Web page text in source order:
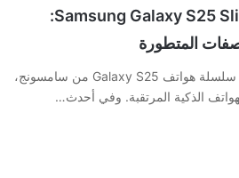
كشف تفاصيل هاتف Samsung Galaxy S25 Slim:
المتطورة
مع اقتراب موعد الكشف عن سلسلة هواتف Galaxy S25 من سامسونج،
الذكية المرتقبة. وفي أحدث…